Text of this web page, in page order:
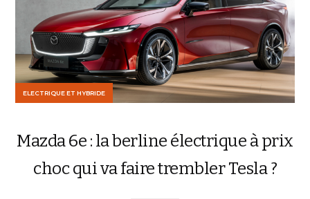
ELECTRIQUE ET HYBRIDE
Mazda 6e : la berline électrique à prix
choc qui va faire trembler Tesla ?